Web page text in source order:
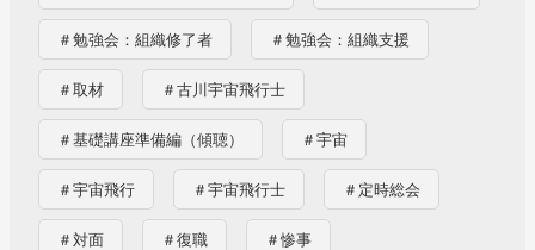
＃勉強会：組織修了者 ＃勉強会：組織支援
＃取材 ＃古川宇宙飛行士
＃基礎講座準備編（傾聴） ＃宇宙
＃宇宙飛行 ＃宇宙飛行士 ＃定時総会
＃対面 ＃復職 ＃惨事